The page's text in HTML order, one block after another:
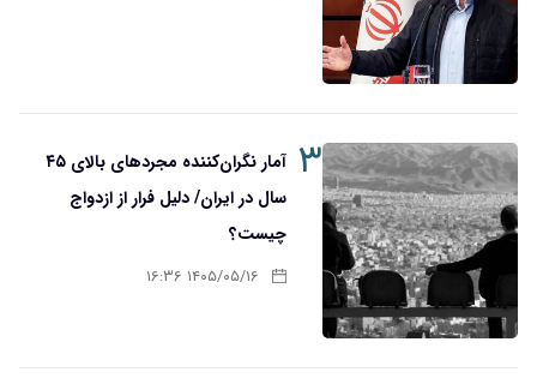
۳
آمار نگران‌کننده مجردهای بالای ۴۵
سال در ایران/ دلیل فرار از ازدواج
چیست؟
۱۴۰۵/۰۵/۱۶ ۱۶:۳۶